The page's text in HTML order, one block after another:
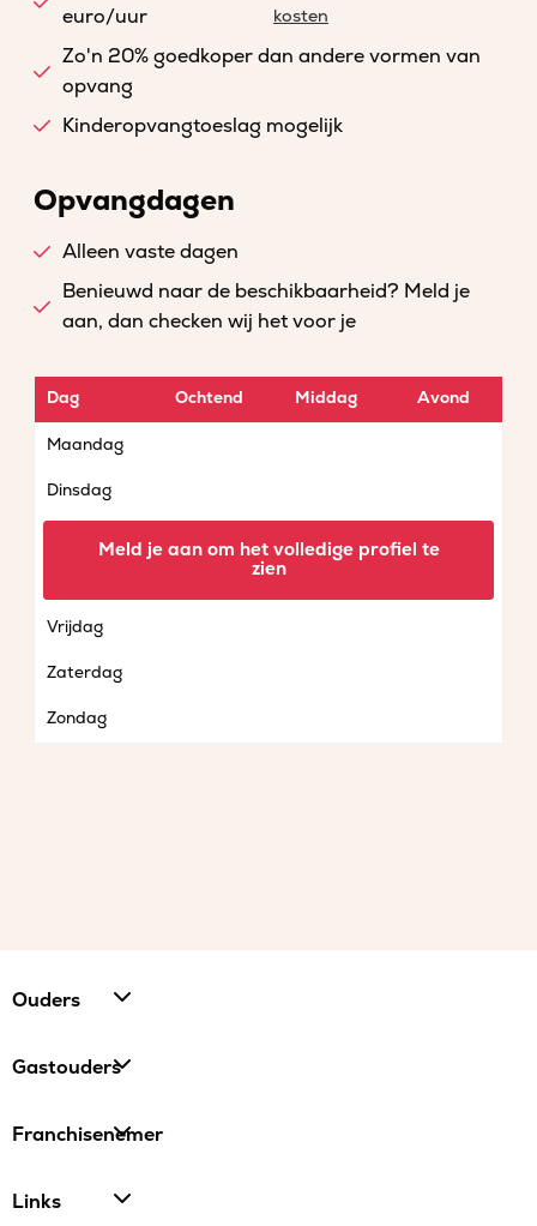
euro/uur
kosten
Zo'n 20% goedkoper dan andere vormen van
opvang
Kinderopvangtoeslag mogelijk
Opvangdagen
Alleen vaste dagen
Benieuwd naar de beschikbaarheid? Meld je
aan, dan checken wij het voor je
Dag Ochtend Middag Avond
Maandag
Dinsdag
Vrijdag
Zaterdag
Zondag
Meld je aan om het volledige profiel te
zien
Ouders
Gastouders
Franchisenemer
Links